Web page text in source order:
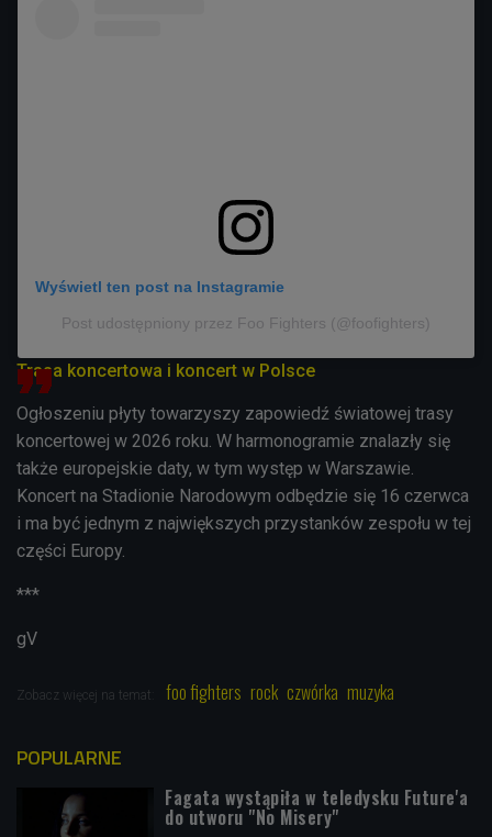
Wyświetl ten post na Instagramie
Post udostępniony przez Foo Fighters (@foofighters)
Trasa koncertowa i koncert w Polsce
Ogłoszeniu płyty towarzyszy zapowiedź światowej trasy
koncertowej w 2026 roku. W harmonogramie znalazły się
także europejskie daty, w tym występ w Warszawie.
Koncert na Stadionie Narodowym odbędzie się 16 czerwca
i ma być jednym z największych przystanków zespołu w tej
części Europy.
***
gV
Zobacz więcej na temat: foo fighters rock czwórka muzyka
POPULARNE
Fagata wystąpiła w teledysku Future'a
do utworu "No Misery"